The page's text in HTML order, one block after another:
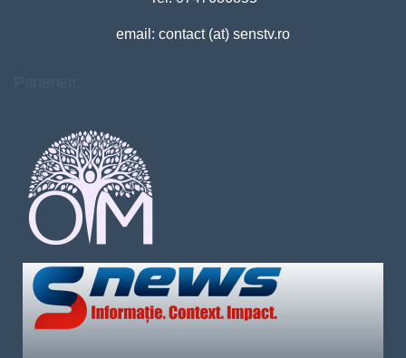
email: contact (at) senstv.ro